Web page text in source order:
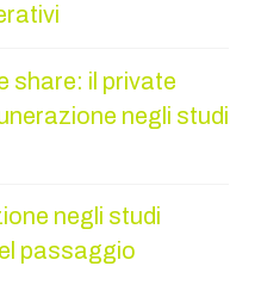
share: il private
negli studi
negli studi
passaggio